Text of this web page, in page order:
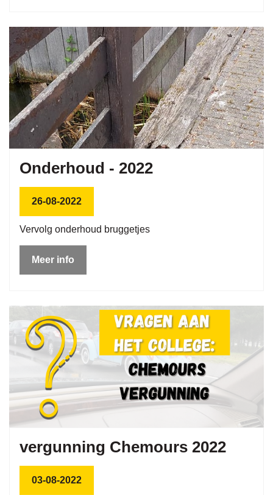
Onderhoud - 2022
26-08-2022
Vervolg onderhoud bruggetjes
Meer info
vergunning Chemours 2022
03-08-2022